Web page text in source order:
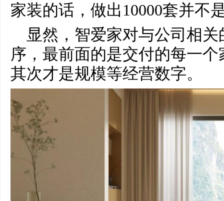
家装的话，做出10000套并不
显然，智爱家对与公司相
序，最前面的是交付的每一
其次才是规模等经营数字。